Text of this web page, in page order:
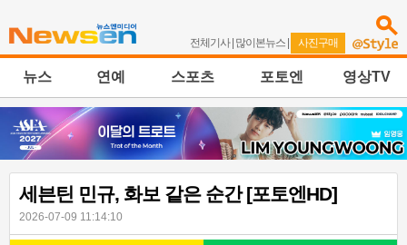
전체기사| 많이본뉴스 | 사진구매
뉴스 연예 스포츠 포토엔 영상TV
세븐틴 민규, 화보 같은 순간 [포토엔HD]
2026-07-09 11:14:10